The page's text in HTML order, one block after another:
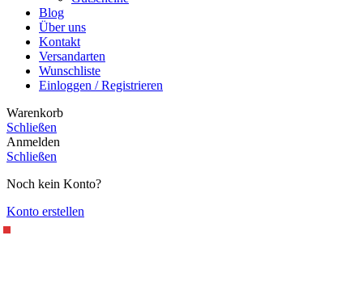
Blog
Über uns
Kontakt
Versandarten
Wunschliste
Einloggen / Registrieren
Warenkorb
Schließen
Anmelden
Schließen
Noch kein Konto?
Konto erstellen